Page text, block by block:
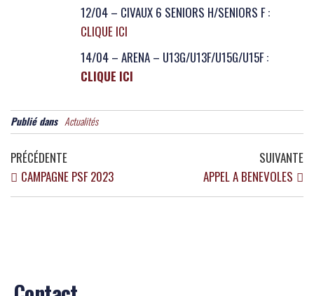
12/04 – CIVAUX 6 SENIORS H/SENIORS F :
CLIQUE ICI
14/04 – ARENA – U13G/U13F/U15G/U15F :
CLIQUE ICI
Publié dans Actualités
PRÉCÉDENTE
CAMPAGNE PSF 2023
SUIVANTE
APPEL A BENEVOLES